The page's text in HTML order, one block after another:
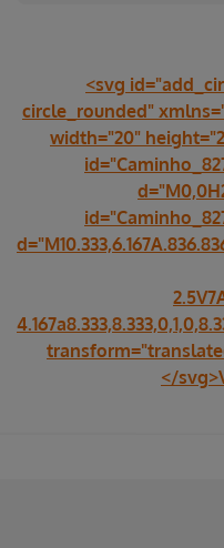
<svg
circle_rounded"
width="20"
</